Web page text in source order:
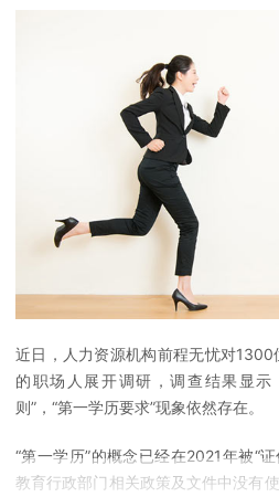
近日，人力资源机构前程无忧对
的职场人展开调研，调查结果显
则”，“第一学历要求”现象依然存在。
“第一学历”的概念已经在2021年被“
教育行政部门相关政策及文件中没有